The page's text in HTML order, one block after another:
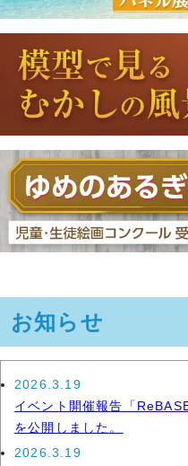
お知らせ
2026.3.19
イベント開催報告「
を公開しました。
2026.3.19